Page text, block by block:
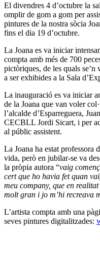
El divendres 4 d’octubre la
omplir de gom a gom per
pintures de la nostra sòcia
fins el dia 19 d’octubre.
La Joana es va iniciar
compta amb més de 700
pictòriques, de les quals se’n
a ser exhibides a la Sala
La inauguració es va iniciar
de la Joana que van voler
l’alcalde d’Esparreguera,
CECBLL Jordi Sicart, i per
al públic assistent.
La Joana ha estat professora
vida, però en jubilar-se va
la pròpia autora “vaig
cert que ho havia fet quan
meu company, que en
molt gran i jo m’hi recreava
L’artista compta amb una
seves pintures digitalitzades: